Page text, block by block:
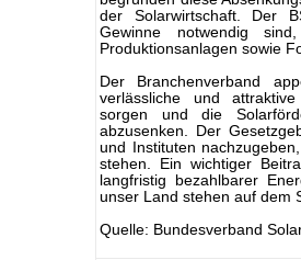
der Solarwirtschaft. Der
Gewinne notwendig
Produktionsanlagen sowie
Der Branchenverband
verlässliche und
sorgen und die
abzusenken. Der
und Instituten
stehen. Ein wichtiger
langfristig bezahlbarer
unser Land stehen auf dem
Quelle: Bundesverband